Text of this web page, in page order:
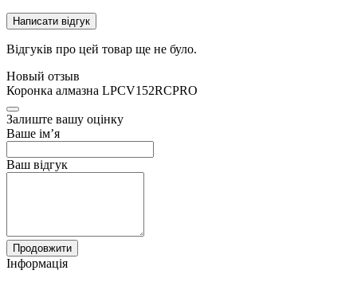
Написати відгук
Відгуків про цей товар ще не було.
Новый отзыв
Коронка алмазна LPCV152RCPRO
Залиште вашу оцінку
Ваше ім’я
Ваш відгук
Продовжити
Інформація